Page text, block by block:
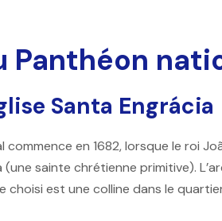
Panthéon
Santa Engrácia
commence en 1682, lorsque le roi
(une sainte chrétienne primitive).
choisi est une colline dans le